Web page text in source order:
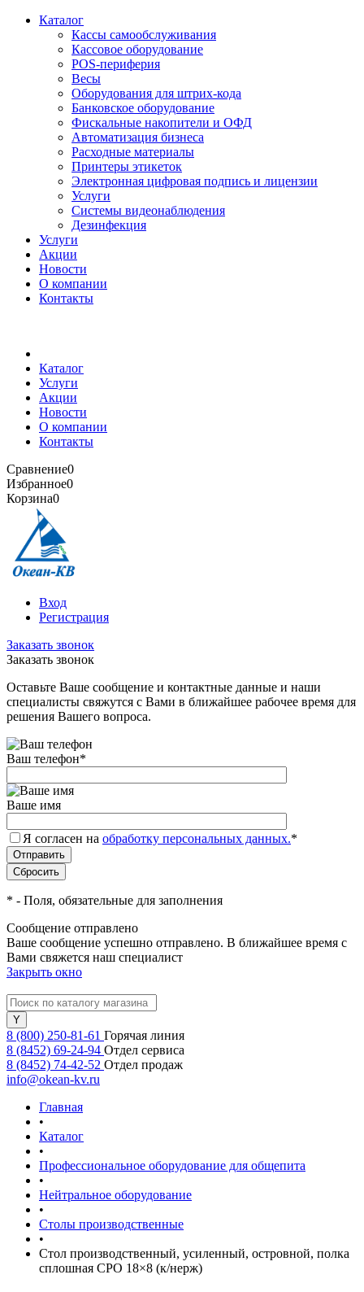
Каталог
Кассы самообслуживания
Кассовое оборудование
POS-периферия
Весы
Оборудования для штрих-кода
Банковское оборудование
Фискальные накопители и ОФД
Автоматизация бизнеса
Расходные материалы
Принтеры этикеток
Электронная цифровая подпись и лицензии
Услуги
Системы видеонаблюдения
Дезинфекция
Услуги
Акции
Новости
О компании
Контакты
Каталог
Услуги
Акции
Новости
О компании
Контакты
Сравнение0
Избранное0
Корзина0
Вход
Регистрация
Заказать звонок
Заказать звонок
Оставьте Ваше сообщение и контактные данные и наши
специалисты свяжутся с Вами в ближайшее рабочее время для
решения Вашего вопроса.
Ваш телефон*
Ваше имя
Я согласен на обработку персональных данных.*
* - Поля, обязательные для заполнения
Сообщение отправлено
Ваше сообщение успешно отправлено. В ближайшее время с
Вами свяжется наш специалист
Закрыть окно
8 (800) 250-81-61 Горячая линия
8 (8452) 69-24-94 Отдел сервиса
8 (8452) 74-42-52 Отдел продаж
info@okean-kv.ru
Главная
•
Каталог
•
Профессиональное оборудование для общепита
•
Нейтральное оборудование
•
Столы производственные
•
Стол производственный, усиленный, островной, полка
сплошная СРО 18×8 (к/нерж)